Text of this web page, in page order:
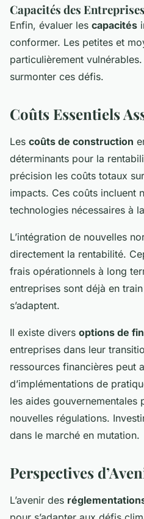
Capacités des Entreprises
Enfin, évaluer les capacités
conformer. Les petites et
particulièrement
surmonter ces défis.
Coûts Essentiels
Les coûts de construction
déterminants pour la
précision les coûts totaux
impacts. Ces coûts incluent
technologies nécessaires à
L’intégration de nouvelles
directement la rentabilité.
frais opérationnels à long
entreprises sont déjà en
s’adaptent.
Il existe divers options de
entreprises dans leur
ressources financières peut
d’implémentations de
les aides
nouvelles régulations.
dans le marché en mutation.
Perspectives
L’avenir des